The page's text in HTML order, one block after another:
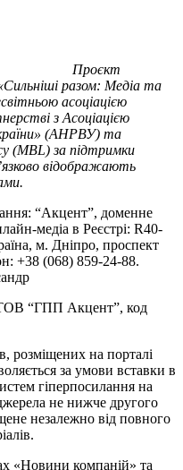
Проєкт
разом: Медіа та
асоціацією
з Асоціацією
(АНРВУ) та
(MBL) за підтримки
відображають
“Акцент”, доменне
медіа в Реєстрі: R40-
м. Дніпро, проспект
+38 (068) 859-24-88.
ТОВ “ГПП Акцент”, код
розміщених на порталі
за умови вставки в
гіперпосилання на
не нижче другого
незалежно від повного
«Новини компаній» та